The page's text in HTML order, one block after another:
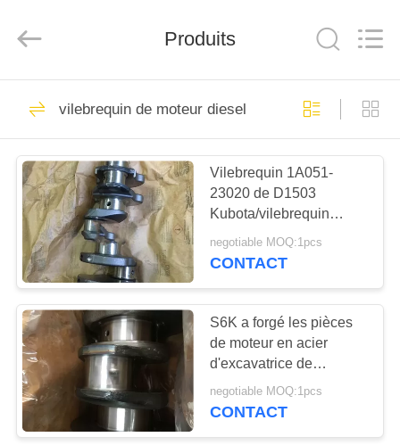
ACCUEIL
PRODUITS
PROPOS
DE
NOUS
VISITE
DE
L'USINE
Enterprise
Management
All
Reserved.
segments de piston
de moteur diesel
Piston de moteur
diesel
18
Produits
vilebrequin de moteur diesel
Vilebrequin 1A051-
23020 de D1503
Kubota/vilebrequin
cylindre de l'excavatrice
3
negotiable MOQ:1pcs
CONTACT
S6K a forgé les pièces
de moteur en acier
d'excavatrice de
vilebrequin/vilebrequin
de Caterpillar
negotiable MOQ:1pcs
CONTACT